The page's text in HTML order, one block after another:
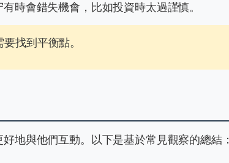
時會錯失機會，比如投資時太過謹慎。
找到平衡點。
地與他們互動。以下是基於常見觀察的總結：